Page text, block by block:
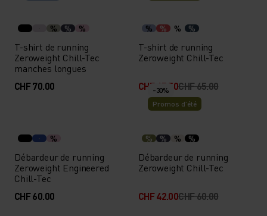
% % %
T-shirt de running
Zeroweight Chill-Tec
manches longues
CHF 70.00
% % % %
T-shirt de running
Zeroweight Chill-Tec
CHF 45.50CHF 65.00
%
Débardeur de running
Zeroweight Engineered
Chill-Tec
CHF 60.00
-30%
Promos d’été
% % % %
Débardeur de running
Zeroweight Chill-Tec
CHF 42.00CHF 60.00